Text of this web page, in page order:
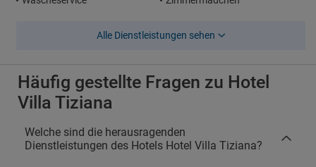
Alle Dienstleistungen sehen
Häufig gestellte Fragen zu Hotel
Villa Tiziana
Welche sind die herausragenden
Dienstleistungen des Hotels Hotel Villa Tiziana?